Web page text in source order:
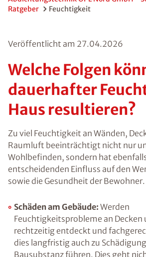
Abdichtungstechnik OPL Nord GmbH -
Welche Folgen
aus dauerhafter
resultieren?
Zu viel Feuchtigkeit an Wänden,
der Raumluft beeinträchtigt nicht
entscheidenden Einfluss auf den
Gebäudes sowie die Gesundheit der
Schäden am Gebäude:Werden
Feuchtigkeitsprobleme an Decken